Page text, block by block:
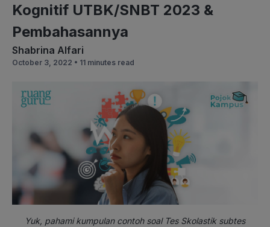
Kognitif UTBK/SNBT 2023 &
Pembahasannya
Shabrina Alfari
October 3, 2022 • 11 minutes read
Yuk, pahami kumpulan contoh soal Tes Skolastik subtes